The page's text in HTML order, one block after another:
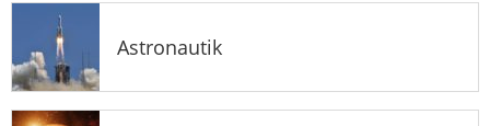
Astronautik